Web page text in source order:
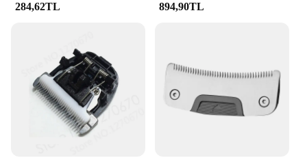
284,62TL 894,90TL